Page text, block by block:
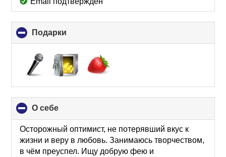
Подарки
to
collapse
contents
О себе
to
collapse
contents
Осторожный оптимист, не потерявший вкус к
жизни и веру в любовь. Занимаюсь творчеством,
в чём преуспел. Ищу добрую фею и